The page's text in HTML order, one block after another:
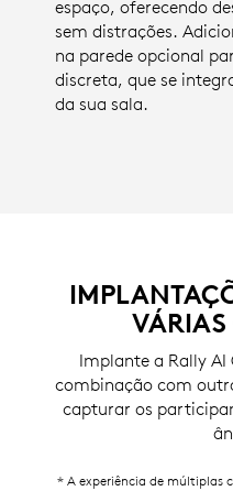
espaço, oferecendo
sem distrações.
na parede opcional
discreta, que se
da sua sala.
Implante a Rally
combinação com
capturar os
* A experiência de múltiplas